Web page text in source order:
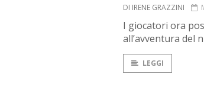
DI IRENE GRAZZINI
I giocatori ora
all’avventura del
LEGGI